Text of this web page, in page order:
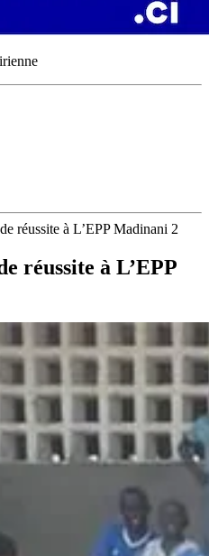
réussite à L’EPP Madinani 2
réussite à L’EPP